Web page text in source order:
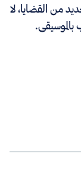
من القضايا، لا